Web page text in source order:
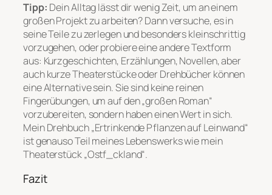
Tipp: Dein Alltag lässt dir wenig Zeit, um an einem
großen Projekt zu arbeiten? Dann versuche, es in
seine Teile zu zerlegen und besonders kleinschrittig
vorzugehen, oder probiere eine andere Textform
aus: Kurzgeschichten, Erzählungen, Novellen, aber
auch kurze Theaterstücke oder Drehbücher können
eine Alternative sein. Sie sind keine reinen
Fingerübungen, um auf den „großen Roman“
vorzubereiten, sondern haben einen Wert in sich.
Mein Drehbuch „Ertrinkende Pflanzen auf Leinwand“
ist genauso Teil meines Lebenswerks wie mein
Theaterstück „Ostf_ckland“.
Fazit